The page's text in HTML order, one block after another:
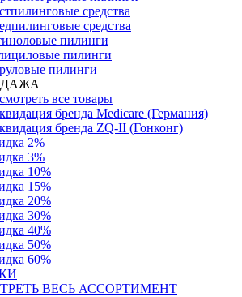
средства
средства
пилинги
пилинги
пилинги
все товары
бренда Medicare (Германия)
бренда ZQ-II (Гонконг)
2%
3%
10%
15%
20%
30%
40%
50%
60%
ВЕСЬ АССОРТИМЕНТ